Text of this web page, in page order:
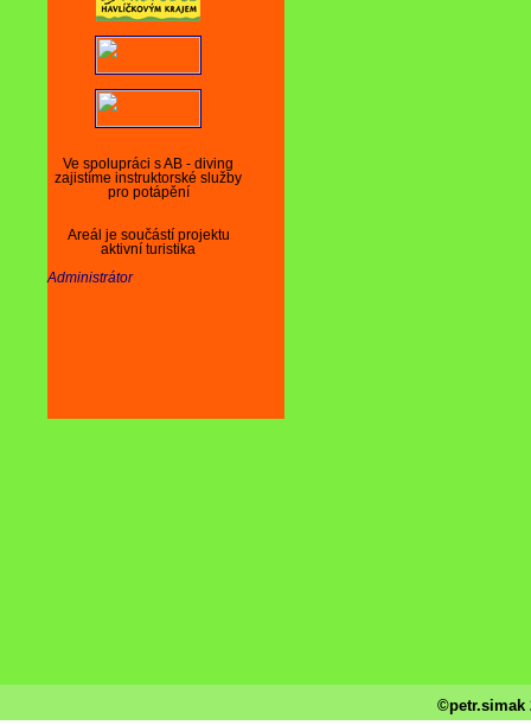
Ve spolupráci s AB - diving
zajistíme instruktorské služby
pro potápění
Areál je součástí projektu
aktivní turistika
Administrátor
©petr.simak